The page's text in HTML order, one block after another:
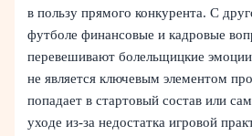
в пользу прямого конкурента. С
футболе финансовые и кадровые
перевешивают болельщицкие
не является ключевым элементом
попадает в стартовый состав или
уходе из-за недостатка игровой